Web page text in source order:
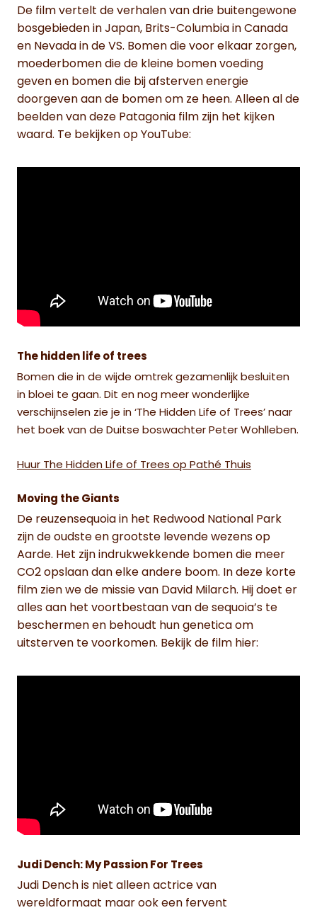
De film vertelt de verhalen van drie buitengewone
bosgebieden in Japan, Brits-Columbia in Canada
en Nevada in de VS. Bomen die voor elkaar zorgen,
moederbomen die de kleine bomen voeding
geven en bomen die bij afsterven energie
doorgeven aan de bomen om ze heen. Alleen al de
beelden van deze Patagonia film zijn het kijken
waard. Te bekijken op YouTube:
The hidden life of trees
Bomen die in de wijde omtrek gezamenlijk besluiten
in bloei te gaan. Dit en nog meer wonderlijke
verschijnselen zie je in ‘The Hidden Life of Trees’ naar
het boek van de Duitse boswachter Peter Wohlleben.
Huur The Hidden Life of Trees op Pathé Thuis
Moving the Giants
De reuzensequoia in het Redwood National Park
zijn de oudste en grootste levende wezens op
Aarde. Het zijn indrukwekkende bomen die meer
CO2 opslaan dan elke andere boom. In deze korte
film zien we de missie van David Milarch. Hij doet er
alles aan het voortbestaan van de sequoia’s te
beschermen en behoudt hun genetica om
uitsterven te voorkomen. Bekijk de film hier:
Judi Dench: My Passion For Trees
Judi Dench is niet alleen actrice van
wereldformaat maar ook een fervent